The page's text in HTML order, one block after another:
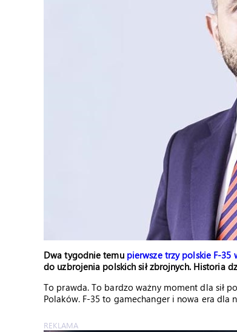
Dwa tygodnie temu pierwsze trzy polskie F-35
do uzbrojenia polskich sił zbrojnych. Historia
To prawda. To bardzo ważny moment dla sił
Polaków. F-35 to gamechanger i nowa era dla
REKLAMA